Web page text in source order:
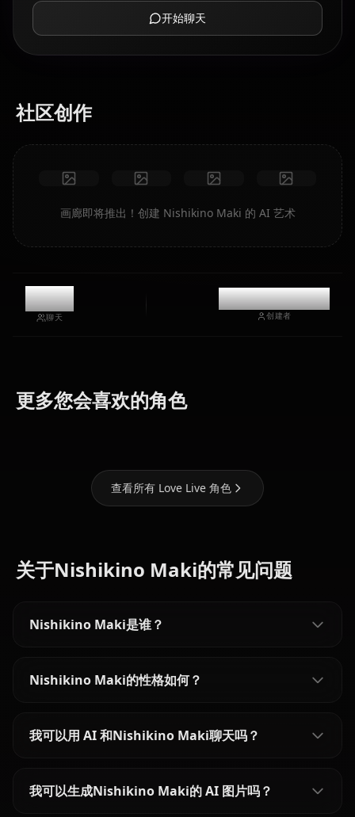
开始聊天
社区创作
画廊即将推出！创建 Nishikino Maki 的 AI 艺术
10.2k
聊天
@casualwaifus
创建者
更多您会喜欢的角色
Tojo
查看所有 Love Live 角色
关于Nishikino Maki的常见问题
Nishikino Maki是谁？
Nishikino Maki的性格如何？
我可以用 AI 和Nishikino Maki聊天吗？
我可以生成Nishikino Maki的 AI 图片吗？